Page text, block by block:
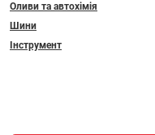
Оливи та автохімія
Шини
Інструмент